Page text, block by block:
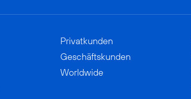
Privatkunden
Geschäftskunden
Worldwide